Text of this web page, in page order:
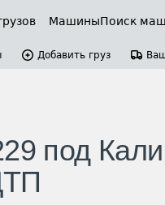
МашиныПоиск
Добавить груз
под